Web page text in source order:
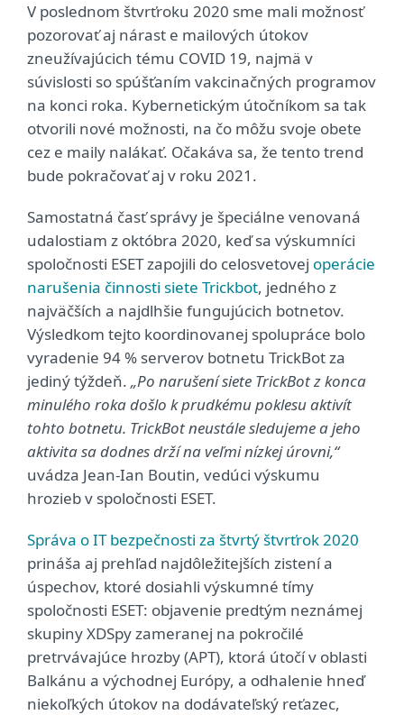
V poslednom štvrťroku 2020 sme mali možnosť
pozorovať aj nárast e mailových útokov
zneužívajúcich tému COVID 19, najmä v
súvislosti so spúšťaním vakcinačných programov
na konci roka. Kybernetickým útočníkom sa tak
otvorili nové možnosti, na čo môžu svoje obete
cez e maily nalákať. Očakáva sa, že tento trend
bude pokračovať aj v roku 2021.
Samostatná časť správy je špeciálne venovaná
udalostiam z októbra 2020, keď sa výskumníci
spoločnosti ESET zapojili do celosvetovej operácie
narušenia činnosti siete Trickbot, jedného z
najväčších a najdlhšie fungujúcich botnetov.
Výsledkom tejto koordinovanej spolupráce bolo
vyradenie 94 % serverov botnetu TrickBot za
jediný týždeň. „Po narušení siete TrickBot z konca
minulého roka došlo k prudkému poklesu aktivít
tohto botnetu. TrickBot neustále sledujeme a jeho
aktivita sa dodnes drží na veľmi nízkej úrovni,“
uvádza Jean-Ian Boutin, vedúci výskumu
hrozieb v spoločnosti ESET.
Správa o IT bezpečnosti za štvrtý štvrťrok 2020
prináša aj prehľad najdôležitejších zistení a
úspechov, ktoré dosiahli výskumné tímy
spoločnosti ESET: objavenie predtým neznámej
skupiny XDSpy zameranej na pokročilé
pretrvávajúce hrozby (APT), ktorá útočí v oblasti
Balkánu a východnej Európy, a odhalenie hneď
niekoľkých útokov na dodávateľský reťazec,